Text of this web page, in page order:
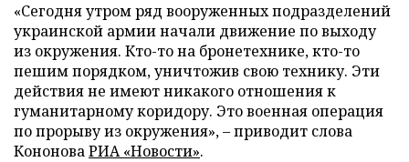
«Сегодня утром ряд вооруженных подразделений
украинской армии начали движение по выходу
из окружения. Кто-то на бронетехнике, кто-то
пешим порядком, уничтожив свою технику. Эти
действия не имеют никакого отношения к
гуманитарному коридору. Это военная операция
по прорыву из окружения», – приводит слова
КононоваРИА «Новости».